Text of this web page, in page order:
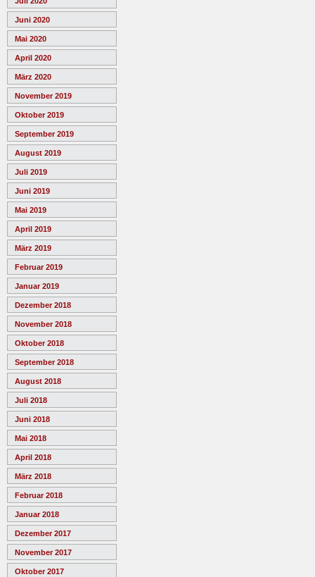
Juni 2020
Mai 2020
April 2020
März 2020
November 2019
Oktober 2019
September 2019
August 2019
Juli 2019
Juni 2019
Mai 2019
April 2019
März 2019
Februar 2019
Januar 2019
Dezember 2018
November 2018
Oktober 2018
September 2018
August 2018
Juli 2018
Juni 2018
Mai 2018
April 2018
März 2018
Februar 2018
Januar 2018
Dezember 2017
November 2017
Oktober 2017